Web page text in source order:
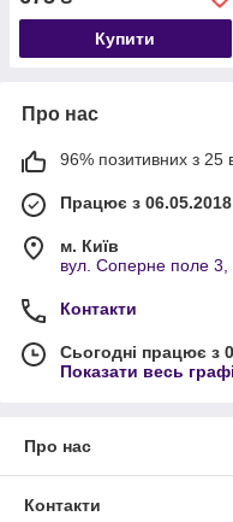
Купити
Про нас
96% позитивних з 25
Працює з 06.05.2018
м. Київ
вул. Соперне поле 3,
Контакти
Сьогодні працює з
Показати весь
Про нас
Контакти